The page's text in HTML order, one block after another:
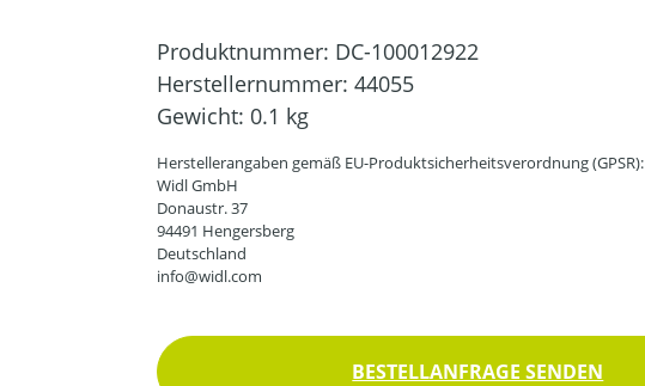
Produktnummer: DC-100012922
Herstellernummer: 44055
Gewicht: 0.1 kg
Herstellerangaben gemäß EU-Produktsicherheitsverordnung (GPSR):
Widl GmbH
Donaustr. 37
94491 Hengersberg
Deutschland
info@widl.com
BESTELLANFRAGE SENDEN